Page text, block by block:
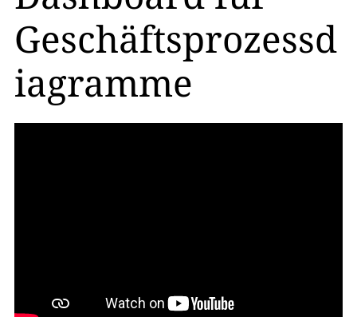
Geschäftsprozessd
iagramme